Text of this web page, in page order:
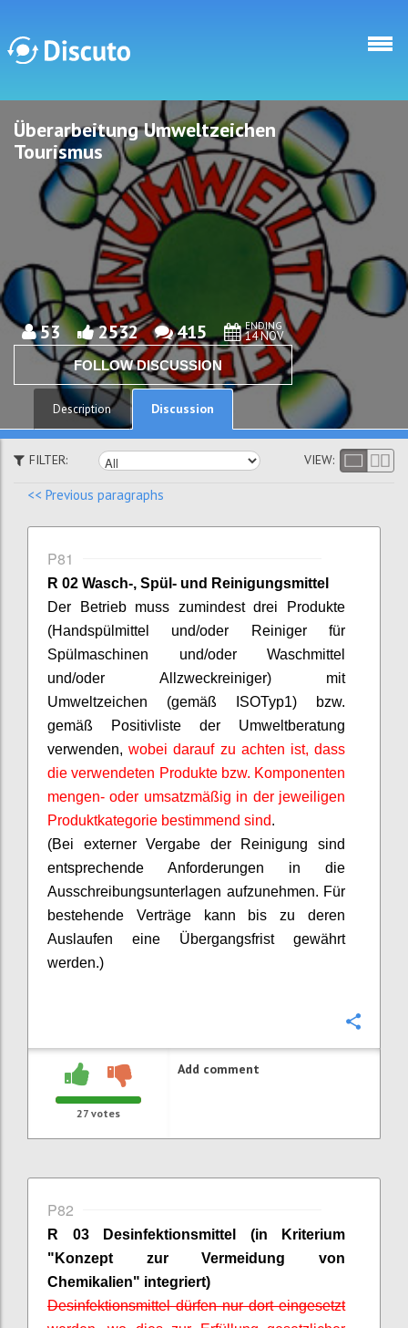
Discuto
Discuto
Überarbeitung Umweltzeichen
Tourismus
53 2532 415 ENDING
14 NOV
FOLLOW DISCUSSION
Description Discussion
FILTER: VIEW:
<< Previous paragraphs
P81
R 02 Wasch-, Spül- und Reinigungsmittel
Der Betrieb muss zumindest drei Produkte
(Handspülmittel und/oder Reiniger für
Spülmaschinen und/oder Waschmittel
und/oder Allzweckreiniger) mit
Umweltzeichen (gemäß ISOTyp1) bzw.
gemäß Positivliste der Umweltberatung
verwenden,wobei darauf zu achten ist, dass
die verwendeten Produkte bzw. Komponenten
mengen- oder umsatzmäßig in der jeweiligen
Produktkategorie bestimmend sind.
(Bei externer Vergabe der Reinigung sind
entsprechende Anforderungen in die
Ausschreibungsunterlagen aufzunehmen. Für
bestehende Verträge kann bis zu deren
Auslaufen eine Übergangsfrist gewährt
werden.)
27 votes
Add comment
P82
R 03 Desinfektionsmittel (in Kriterium
"Konzept zur Vermeidung von
Chemikalien" integriert)
Desinfektionsmittel dürfen nur dort eingesetzt